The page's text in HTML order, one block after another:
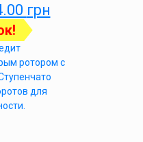
грн
ротором с
для